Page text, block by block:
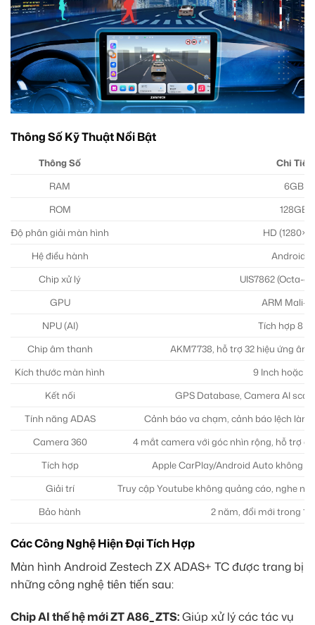
Thông Số Kỹ Thuật Nổi Bật
Thông Số
Chi Tiết
RAM
6GB
ROM
128GB
Độ phân giải màn hình
HD
Hệ điều hành
Android
Chip xử lý
UIS7862 (Octa-
GPU
ARM Mali-
NPU (AI)
Tích hợp 8
Chip âm thanh
AKM7738, hỗ trợ 32 hiệu ứng âm
Kích thước màn hình
9 Inch hoặc
Kết nối
GPS Database, Camera AI
Tính năng ADAS
Cảnh báo va chạm, cảnh báo lệch làn,
Camera 360
4 mắt camera với góc nhìn rộng, hỗ trợ
Tích hợp
Apple CarPlay/Android Auto không
Giải trí
Truy cập Youtube không quảng cáo, nghe
Bảo hành
2 năm, đổi mới trong
Các Công Nghệ Hiện Đại Tích Hợp
Màn hình Android Zestech ZX ADAS+ TC được trang bị
những công nghệ tiên tiến sau:
Chip AI thế hệ mới ZT A86_ZTS:Giúp xử lý các tác vụ